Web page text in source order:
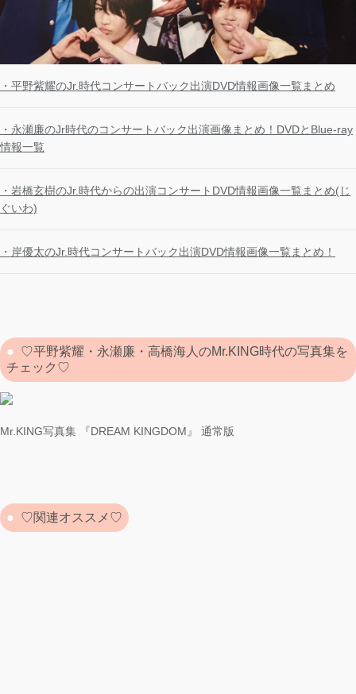
・平野紫耀のJr.時代コンサートバック出演DVD情報画像一覧まとめ
・永瀬廉のJr時代のコンサートバック出演画像まとめ！DVDとBlue-ray
情報一覧
・岩橋玄樹のJr.時代からの出演コンサートDVD情報画像一覧まとめ(じ
ぐいわ)
・岸優太のJr.時代コンサートバック出演DVD情報画像一覧まとめ！
♡平野紫耀・永瀬廉・高橋海人のMr.KING時代の写真集を
チェック♡
Mr.KING写真集 『DREAM KINGDOM』 通常版
♡関連オススメ♡